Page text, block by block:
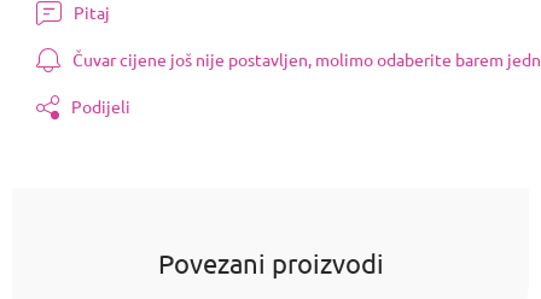
Pitaj
Čuvar cijene još nije postavljen, molimo odaberite barem
Podijeli
Povezani proizvodi